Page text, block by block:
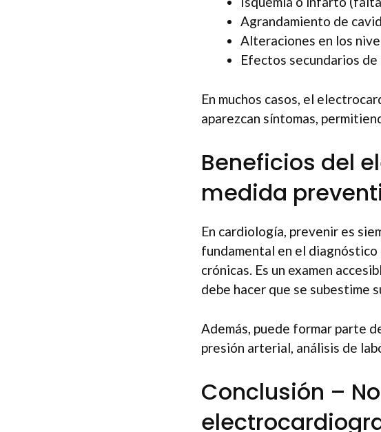
Agrandamiento de
Alteraciones en los
Efectos secundarios
En muchos casos, el
aparezcan síntomas,
Beneficios del
medida
En cardiología, prevenir es
fundamental en el
crónicas. Es un examen
debe hacer que se subestime
Además, puede formar parte
presión arterial, análisis de
Conclusión –